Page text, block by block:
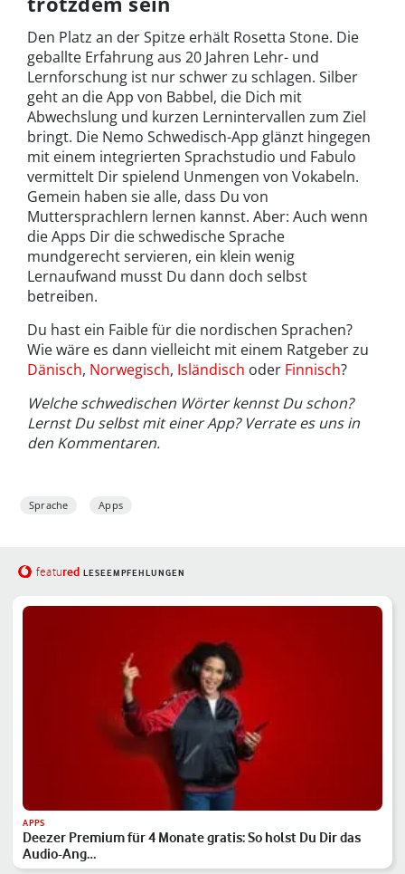
Den Platz an der Spitze erhält Rosetta Stone. Die
geballte Erfahrung aus 20 Jahren Lehr- und
Lernforschung ist nur schwer zu schlagen. Silber
geht an die App von Babbel, die Dich mit
Abwechslung und kurzen Lernintervallen zum Ziel
bringt. Die Nemo Schwedisch-App glänzt hingegen
mit einem integrierten Sprachstudio und Fabulo
vermittelt Dir spielend Unmengen von Vokabeln.
Gemein haben sie alle, dass Du von
Muttersprachlern lernen kannst. Aber: Auch wenn
die Apps Dir die schwedische Sprache
mundgerecht servieren, ein klein wenig
Lernaufwand musst Du dann doch selbst
betreiben.
Du hast ein Faible für die nordischen Sprachen?
Wie wäre es dann vielleicht mit einem Ratgeber zu
Dänisch, Norwegisch, Isländisch oder Finnisch?
Welche schwedischen Wörter kennst Du schon?
Lernst Du selbst mit einer App? Verrate es uns in
den Kommentaren.
Sprache Apps
featured LESEEMPFEHLUNGEN
APPS
Deezer Premium für 4 Monate gratis: So holst Du Dir das
Audio-Ang…